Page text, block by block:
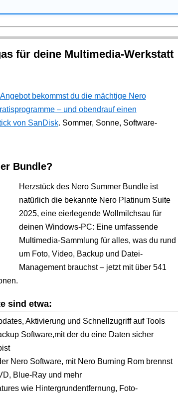
für deine Multimedia-Werkstatt
bekommst du die mächtige Nero
– und obendrauf einen
von SanDisk. Sommer, Sonne, Software-
Bundle?
Herzstück des Nero Summer Bundle ist
natürlich die bekannte Nero Platinum Suite
2025, eine eierlegende Wollmilchsau für
deinen Windows-PC: Eine umfassende
Multimedia-Sammlung für alles, was du rund
um Foto, Video, Backup und Datei-
Management brauchst – jetzt mit über 541
sind etwa:
Aktivierung und Schnellzugriff auf Tools
Software,mit der du eine Daten sicher
Nero Software, mit Nero Burning Rom brennst
Blue-Ray und mehr
wie Hintergrundentfernung, Foto-